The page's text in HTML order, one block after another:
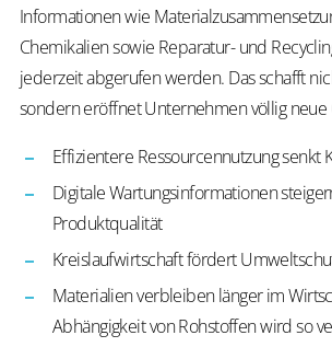
Informationen wie
Chemikalien sowie Reparatur- und
jederzeit abgerufen werden. Das schafft
sondern eröffnet Unternehmen völlig neue
Effizientere Ressourcennutzung senkt
Digitale Wartungsinformationen
Produktqualität
Kreislaufwirtschaft fördert
Materialien verbleiben länger im
Abhängigkeit von Rohstoffen wird so